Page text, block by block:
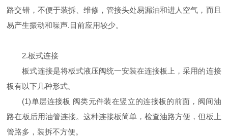
路交错，不便于装拆、维修，管接头处易漏油和进人空气，而且
易产生振动和噪声.目前应用较少。
2.板式连接
板式连接是将板式液压阀统一安装在连接板上，采用的连接
板有以下几种形式。
(1)单层连接板 阀类元件装在竖立的连接板的前面，阀间油
路在板后用油管连接。这种连接板简单，检查油路方便，但板上
管路多，装拆不方便。